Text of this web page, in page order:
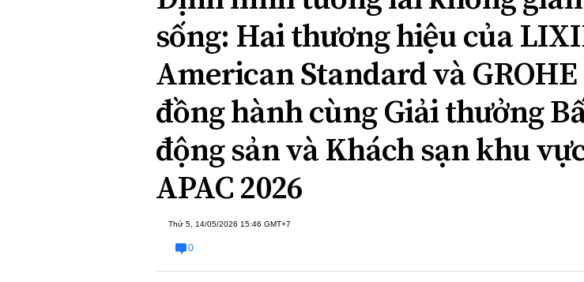
Đối thoại
Góc nhìn luật gia
Hồ sơ điều tra
Tiếng nói công dân
An ninh - Hình sự
hàng
Kinh tế vĩ mô
nghiệp
trường
Tiêu dùng và dư
luận
Quan điểm
Xi nhan Trái Phải
sống: Hai thương hiệu của
American Standard và GROHE
đồng hành cùng Giải thưởng
động sản và Khách sạn khu
APAC 2026
Thứ 5, 14/05/2026 15:46 GMT+7
0